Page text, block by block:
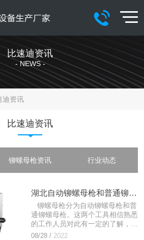
比速迪资讯
- NEWS -
迪资讯
比速迪资讯
铆螺母枪资讯 行业动态
湖北自动铆螺母枪和普通铆螺母枪的区别
铆螺母枪分为自动铆螺母枪和普
通铆螺母枪。这两个工具相信熟悉
的工作人员对此有一定的了解，但
是有些客户在咨询时不了解两者的
08/28 / 2022